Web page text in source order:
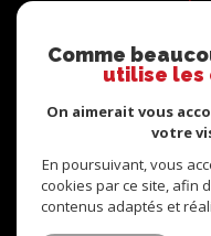
© 2026 | Tous droits
Comme
utilise les
On aimerait vous
votre
En poursuivant, vous
cookies par ce site, afin
contenus adaptés et